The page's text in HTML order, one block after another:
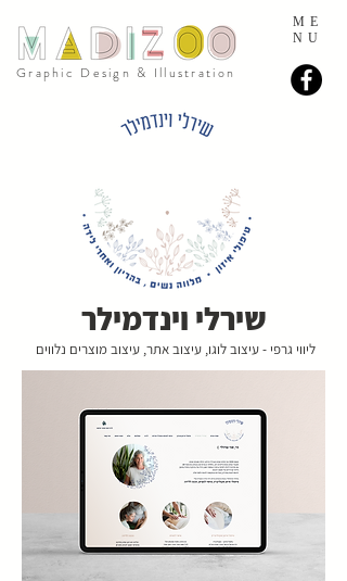
ME
NU
Graphic Design & Illustration
שירלי וינדמילר
ליווי גרפי - עיצוב לוגו, עיצוב אתר, עיצוב מוצרים נלווים